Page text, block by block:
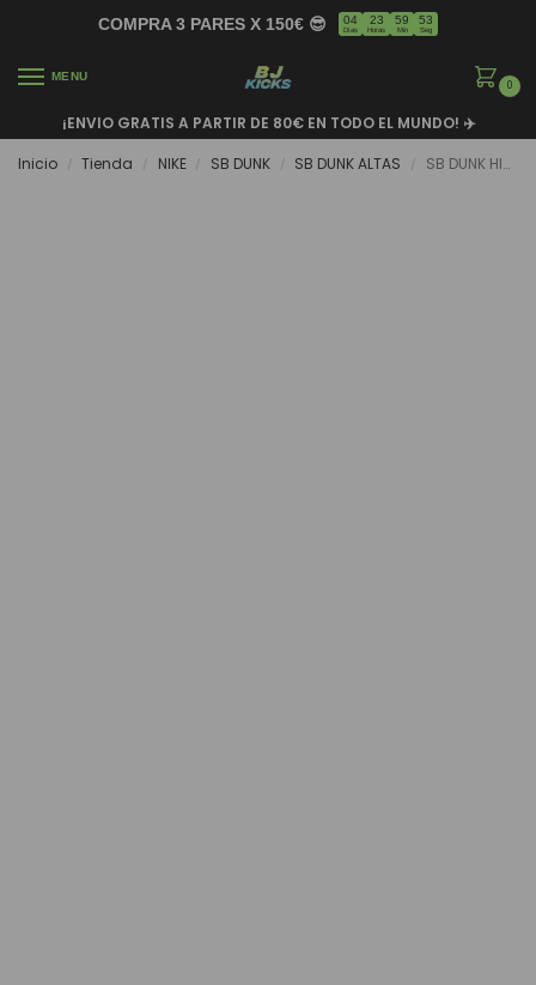
COMPRA 3 PARES X 150€ 😎 04
Días
23
Horas
59
Min
52
Seg
MENU
0
¡ENVIO GRATIS A PARTIR DE 80€ EN TODO EL MUNDO! ✈️
Inicio
/ Tienda / NIKE / SB DUNK / SB DUNK ALTAS / SB DUNK HIGH FRAGMENT ‘BEIJING’